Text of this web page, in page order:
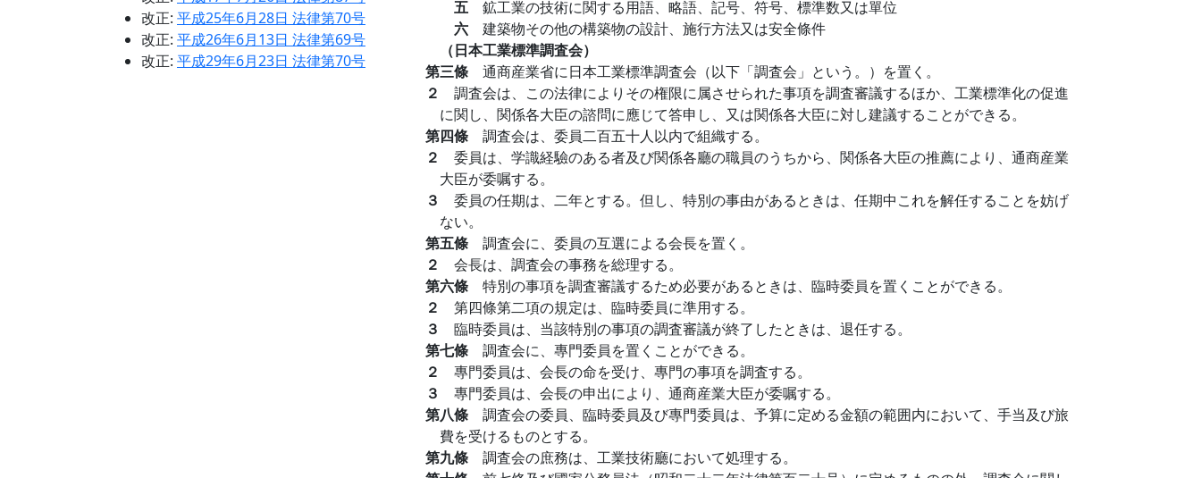
改正: 平成25年6月28日 法律第70号
改正: 平成26年6月13日 法律第69号
改正: 平成29年6月23日 法律第70号
五 鉱工業の技術に関する用語、略語、記号、符号、標準数又は單位
六 建築物その他の構築物の設計、施行方法又は安全條件
（日本工業標準調査会）
第三條 通商産業省に日本工業標準調査会（以下「調査会」という。）を置く。
２ 調査会は、この法律によりその権限に属させられた事項を調査審議するほか、工業標準化の促進
に関し、関係各大臣の諮問に應じて答申し、又は関係各大臣に対し建議することができる。
第四條 調査会は、委員二百五十人以内で組織する。
２ 委員は、学識経驗のある者及び関係各廳の職員のうちから、関係各大臣の推薦により、通商産業
大臣が委嘱する。
３ 委員の任期は、二年とする。但し、特別の事由があるときは、任期中これを解任することを妨げ
ない。
第五條 調査会に、委員の互選による会長を置く。
２ 会長は、調査会の事務を総理する。
第六條 特別の事項を調査審議するため必要があるときは、臨時委員を置くことができる。
２ 第四條第二項の規定は、臨時委員に準用する。
３ 臨時委員は、当該特別の事項の調査審議が終了したときは、退任する。
第七條 調査会に、專門委員を置くことができる。
２ 專門委員は、会長の命を受け、專門の事項を調査する。
３ 專門委員は、会長の申出により、通商産業大臣が委嘱する。
第八條 調査会の委員、臨時委員及び專門委員は、予算に定める金額の範囲内において、手当及び旅
費を受けるものとする。
第九條 調査会の庶務は、工業技術廳において処理する。